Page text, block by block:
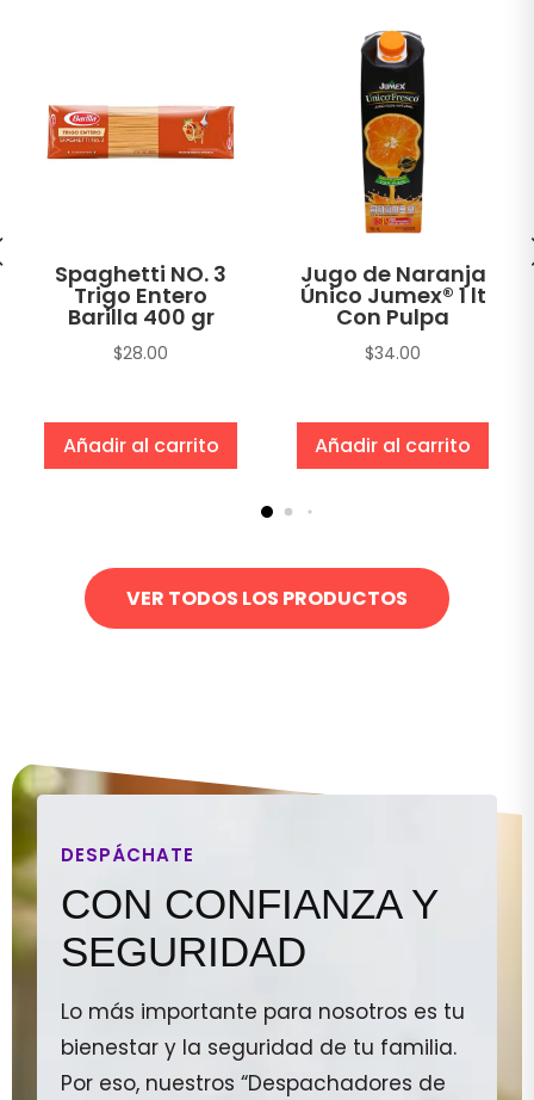
Spaghetti NO. 3
Trigo Entero
Barilla 400 gr
$28.00
Añadir al carrito
Jugo de Naranja
Único Jumex® 1 lt
Con Pulpa
$34.00
Añadir al carrito
VER TODOS LOS PRODUCTOS
DESPÁCHATE
CON CONFIANZA Y
SEGURIDAD
Lo más importante para nosotros es tu
bienestar y la seguridad de tu familia.
Por eso, nuestros “Despachadores de